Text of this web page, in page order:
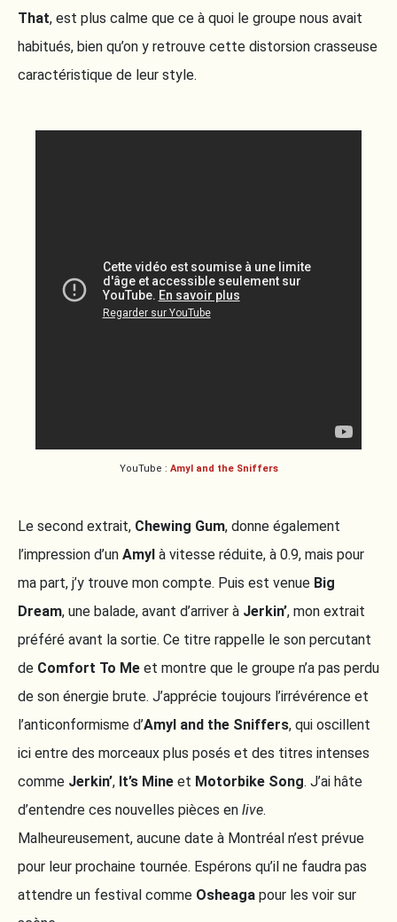
That, est plus calme que ce à quoi le groupe nous avait
habitués, bien qu’on y retrouve cette distorsion crasseuse
caractéristique de leur style.
YouTube : Amyl and the Sniffers
Le second extrait, Chewing Gum, donne également
l’impression d’un Amyl à vitesse réduite, à 0.9, mais pour
ma part, j’y trouve mon compte. Puis est venue Big
Dream, une balade, avant d’arriver à Jerkin’, mon extrait
préféré avant la sortie. Ce titre rappelle le son percutant
de Comfort To Me et montre que le groupe n’a pas perdu
de son énergie brute. J’apprécie toujours l’irrévérence et
l’anticonformisme d’Amyl and the Sniffers, qui oscillent
ici entre des morceaux plus posés et des titres intenses
comme Jerkin’, It’s Mine et Motorbike Song. J’ai hâte
d’entendre ces nouvelles pièces en live.
Malheureusement, aucune date à Montréal n’est prévue
pour leur prochaine tournée. Espérons qu’il ne faudra pas
attendre un festival comme Osheaga pour les voir sur